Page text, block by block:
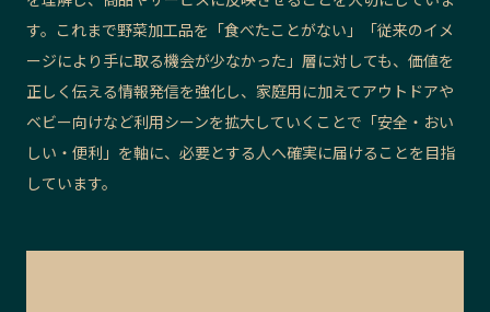
す。これまで野菜加工品を「食べたことがない」「従来のイメ
ージにより手に取る機会が少なかった」層に対しても、価値を
正しく伝える情報発信を強化し、家庭用に加えてアウトドアや
ベビー向けなど利用シーンを拡大していくことで「安全・おい
しい・便利」を軸に、必要とする人へ確実に届けることを目指
しています。